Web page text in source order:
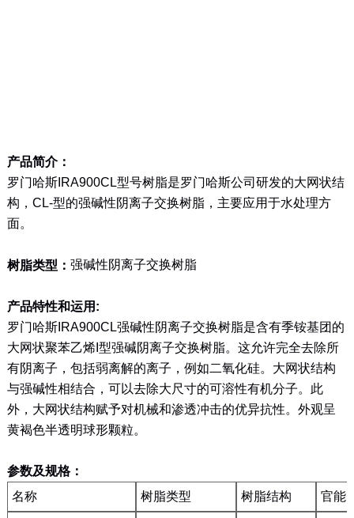
产品简介：
罗门哈斯IRA900CL型号树脂是罗门哈斯公司研发的大网状结
构，CL-型的强碱性阴离子交换树脂，主要应用于水处理方
面。
树脂类型： 强碱性阴离子交换树脂
产品特性和运用:
罗门哈斯IRA900CL强碱性阴离子交换树脂是含有季铵基团的
大网状聚苯乙烯I型强碱阴离子交换树脂。这允许完全去除所
有阴离子，包括弱离解的离子，例如二氧化硅。大网状结构
与强碱性相结合，可以去除大尺寸的可溶性有机分子。此
外，大网状结构赋予对机械和渗透冲击的优异抗性。外观呈
黄褐色半透明球形颗粒。
参数及规格：
名称
树脂类型 树脂结构 官能